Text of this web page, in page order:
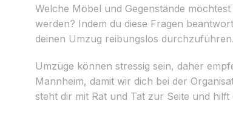
Welche Möbel und Gegenstände
werden? Indem du diese Fragen
deinen Umzug reibungslos durchzuführen.
Umzüge können stressig sein, daher
Mannheim, damit wir dich bei der
steht dir mit Rat und Tat zur Seite und